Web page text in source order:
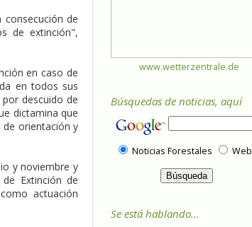
de
de extinción",
en caso de
en todos sus
descuido de
dictamina que
de orientación y
y noviembre y
Extinción de
actuación
www.wetterzentrale.de
Búsquedas de noticias, aquí
Noticias Forestales Web
Se está hablando...